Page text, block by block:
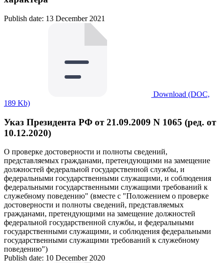
Publish date: 13 December 2021
Download (DOC,
189 Kb)
Указ Президента РФ от 21.09.2009 N 1065 (ред. от
10.12.2020)
О проверке достоверности и полноты сведений,
представляемых гражданами, претендующими на замещение
должностей федеральной государственной службы, и
федеральными государственными служащими, и соблюдения
федеральными государственными служащими требований к
служебному поведению" (вместе с "Положением о проверке
достоверности и полноты сведений, представляемых
гражданами, претендующими на замещение должностей
федеральной государственной службы, и федеральными
государственными служащими, и соблюдения федеральными
государственными служащими требований к служебному
поведению")
Publish date: 10 December 2020